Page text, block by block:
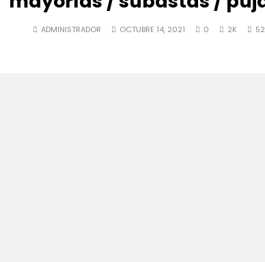
ADMINISTRADOR OCTUBRE 14, 2021 0 2K 52